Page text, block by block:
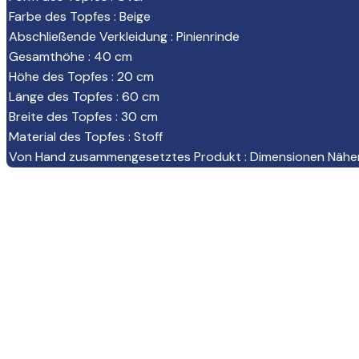
Farbe des Topfes : Beige
Abschließende Verkleidung: Pinienrinde
Gesamthöhe : 40 cm
Höhe des Topfes : 20 cm
Länge des Topfes : 60 cm
Breite des Topfes : 30 cm
Material des Topfes : Stoff
Von Hand zusammengesetztes Produkt : Dimensionen